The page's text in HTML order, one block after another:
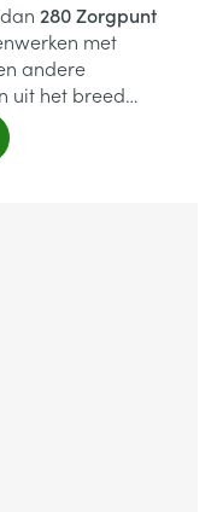
280 Zorgpunt
met
andere
uit het breed
of huren per dag.